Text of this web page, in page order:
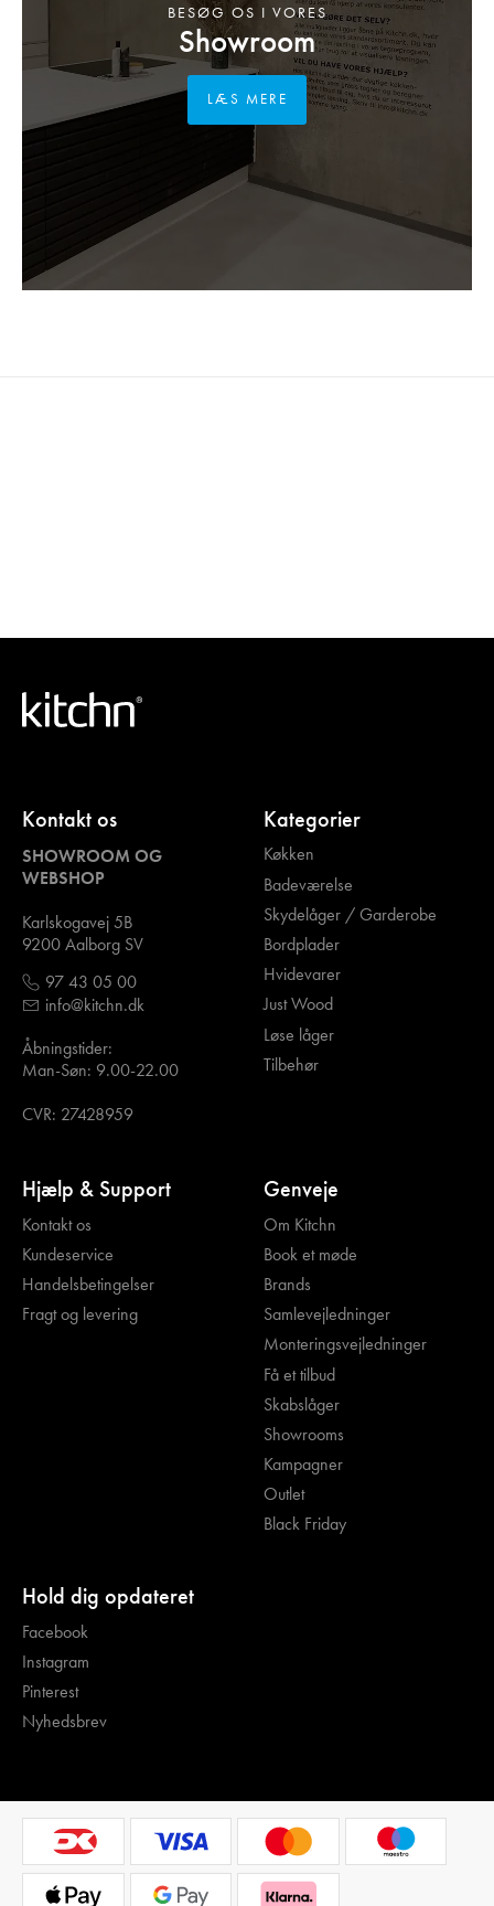
Showroom
BESØG OS I VORES
LÆS MERE
Kontakt os
SHOWROOM OG
WEBSHOP
Karlskogavej 5B
9200 Aalborg SV
97 43 05 00
info@kitchn.dk
Åbningstider:
Man-Søn: 9.00-22.00
CVR: 27428959
Kategorier
Køkken
Badeværelse
Skydelåger / Garderobe
Bordplader
Hvidevarer
Just Wood
Løse låger
Tilbehør
Hjælp & Support
Kontakt os
Kundeservice
Handelsbetingelser
Fragt og levering
Genveje
Om Kitchn
Book et møde
Brands
Samlevejledninger
Monteringsvejledninger
Få et tilbud
Skabslåger
Showrooms
Kampagner
Outlet
Black Friday
Hold dig opdateret
Facebook
Instagram
Pinterest
Nyhedsbrev